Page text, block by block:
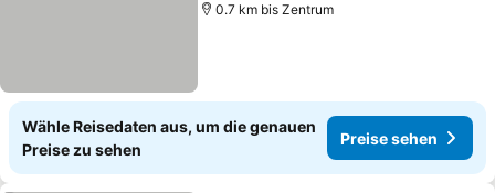
0.7 km bis Zentrum
Wähle Reisedaten aus, um die genauen
Preise zu sehen
Preise sehen